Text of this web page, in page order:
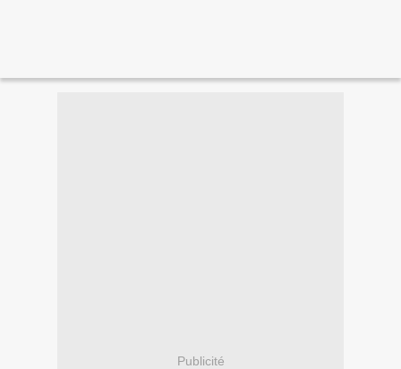
Publicité